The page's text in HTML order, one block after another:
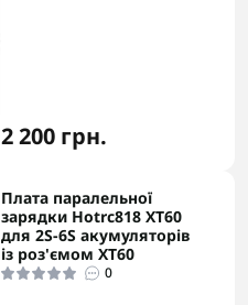
2 200 грн.
Плата паралельної
зарядки Hotrc818 XT60
для 2S-6S акумуляторів
із роз'ємом XT60
0